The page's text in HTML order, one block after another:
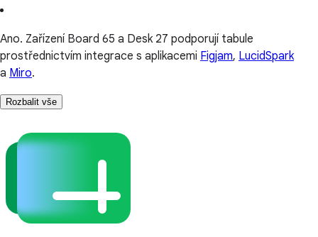
Ano. Zařízení Board 65 a Desk 27 podporují tabule
prostřednictvím integrace s aplikacemi Figjam, LucidSpark
a Miro.
Rozbalit vše